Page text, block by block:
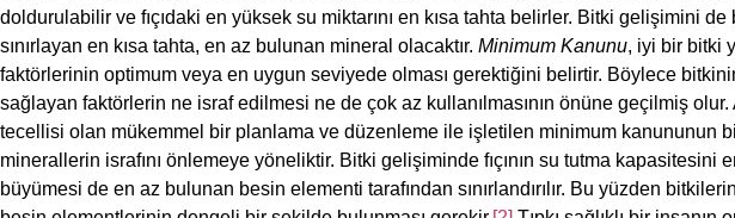
doldurulabilir ve fıçıdaki en yüksek su miktarını en kısa tahta belirler. Bitki gelişimini de
sınırlayan en kısa tahta, en az bulunan mineral olacaktır. Minimum Kanunu, iyi bir bitki
faktörlerinin optimum veya en uygun seviyede olması gerektiğini belirtir. Böylece
sağlayan faktörlerin ne israf edilmesi ne de çok az kullanılmasının önüne geçilmiş
tecellisi olan mükemmel bir planlama ve düzenleme ile işletilen minimum kanununun
minerallerin israfını önlemeye yöneliktir. Bitki gelişiminde fıçının su tutma kapasitesini
büyümesi de en az bulunan besin elementi tarafından sınırlandırılır. Bu yüzden